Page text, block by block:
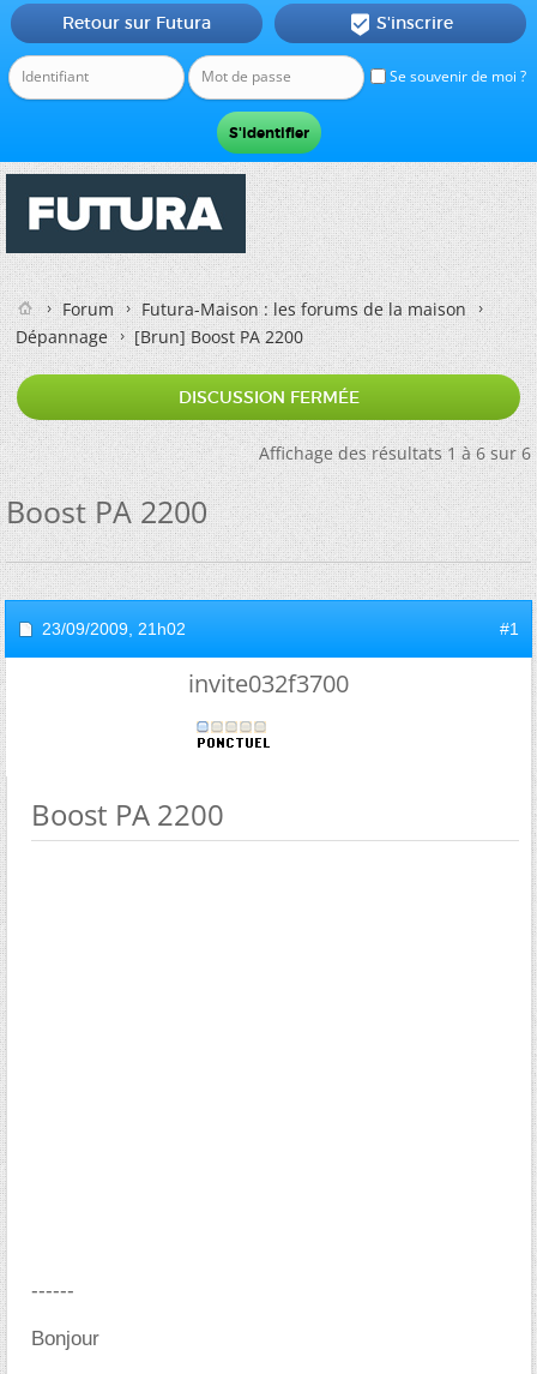
Se souvenir de moi ?
Retour sur Futura  S'inscrire
Forum
Futura-Maison : les forums de la maison
Dépannage
[Brun]Boost PA 2200
DISCUSSION FERMÉE
Affichage des résultats 1 à 6 sur 6
Boost PA 2200
23/09/2009, 21h02 #1
invite032f3700
Boost PA 2200
------
Bonjour